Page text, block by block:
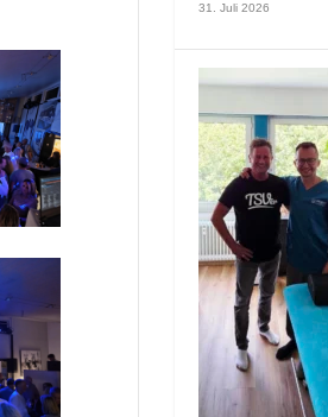
31. Juli 2026